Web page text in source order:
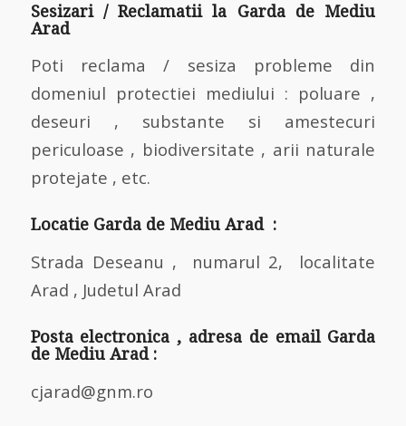
Sesizari / Reclamatii la Garda de Mediu
Arad
Poti reclama / sesiza probleme din
domeniul protectiei mediului : poluare ,
deseuri , substante si amestecuri
periculoase , biodiversitate , arii naturale
protejate , etc.
Locatie Garda de Mediu Arad :
Strada Deseanu , numarul 2, localitate
Arad , Judetul Arad
Posta electronica , adresa de email Garda
de Mediu Arad :
cjarad@gnm.ro